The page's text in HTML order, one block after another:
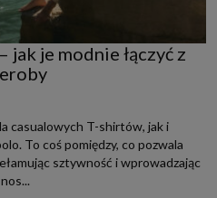
je modnie łączyć z
casualowych T-shirtów, jak i
To coś pomiędzy, co pozwala
sztywność i wprowadzając